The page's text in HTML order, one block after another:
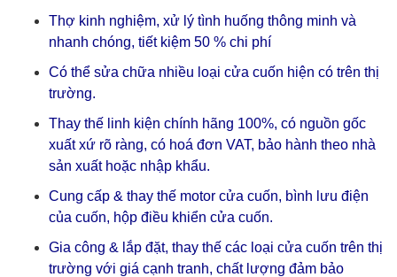
Thợ kinh nghiệm, xử lý tình huống thông minh và
nhanh chóng, tiết kiệm 50 % chi phí
Có thể sửa chữa nhiều loại cửa cuốn hiện có trên thị
trường.
Thay thế linh kiện chính hãng 100%, có nguồn gốc
xuất xứ rõ ràng, có hoá đơn VAT, bảo hành theo nhà
sản xuất hoặc nhập khẩu.
Cung cấp & thay thế motor cửa cuốn, bình lưu điện
của cuốn, hộp điều khiển cửa cuốn.
Gia công & lắp đặt, thay thế các loại cửa cuốn trên thị
trường với giá cạnh tranh, chất lượng đảm bảo